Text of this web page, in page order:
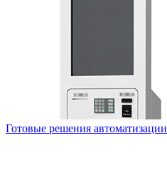
Готовые решения автоматизации